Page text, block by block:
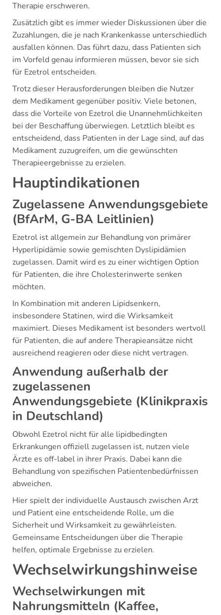
Therapie erschweren.
Zusätzlich gibt es immer wieder Diskussionen über die
Zuzahlungen, die je nach Krankenkasse unterschiedlich
ausfallen können. Das führt dazu, dass Patienten sich
im Vorfeld genau informieren müssen, bevor sie sich
für Ezetrol entscheiden.
Trotz dieser Herausforderungen bleiben die Nutzer
dem Medikament gegenüber positiv. Viele betonen,
dass die Vorteile von Ezetrol die Unannehmlichkeiten
bei der Beschaffung überwiegen. Letztlich bleibt es
entscheidend, dass Patienten in der Lage sind, auf das
Medikament zuzugreifen, um die gewünschten
Therapieergebnisse zu erzielen.
Hauptindikationen
Zugelassene Anwendungsgebiete
(BfArM, G-BA Leitlinien)
Ezetrol ist allgemein zur Behandlung von primärer
Hyperlipidämie sowie gemischten Dyslipidämien
zugelassen. Damit wird es zu einer wichtigen Option
für Patienten, die ihre Cholesterinwerte senken
möchten.
In Kombination mit anderen Lipidsenkern,
insbesondere Statinen, wird die Wirksamkeit
maximiert. Dieses Medikament ist besonders wertvoll
für Patienten, die auf andere Therapieansätze nicht
ausreichend reagieren oder diese nicht vertragen.
Anwendung außerhalb der
zugelassenen
Anwendungsgebiete (Klinikpraxis
in Deutschland)
Obwohl Ezetrol nicht für alle lipidbedingten
Erkrankungen offiziell zugelassen ist, nutzen viele
Ärzte es off-label in ihrer Praxis. Dabei kann die
Behandlung von spezifischen Patientenbedürfnissen
abweichen.
Hier spielt der individuelle Austausch zwischen Arzt
und Patient eine entscheidende Rolle, um die
Sicherheit und Wirksamkeit zu gewährleisten.
Gemeinsame Entscheidungen über die Therapie
helfen, optimale Ergebnisse zu erzielen.
Wechselwirkungshinweise
Wechselwirkungen mit
Nahrungsmitteln (Kaffee,